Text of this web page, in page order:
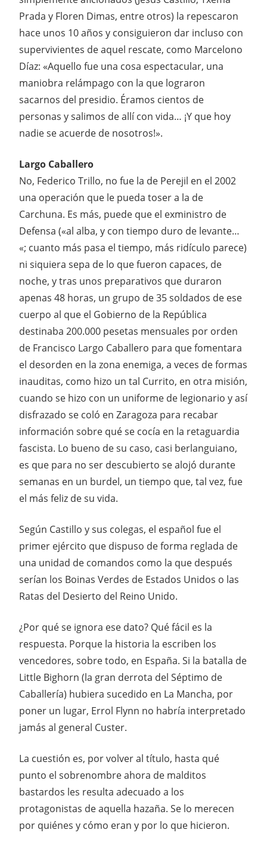
Prada y Floren Dimas, entre otros) la repescaron
hace unos 10 años y consiguieron dar incluso con
supervivientes de aquel rescate, como Marcelono
Díaz: «Aquello fue una cosa espectacular, una
maniobra relámpago con la que lograron
sacarnos del presidio. Éramos cientos de
personas y salimos de allí con vida… ¡Y que hoy
nadie se acuerde de nosotros!».
Largo Caballero
No, Federico Trillo, no fue la de Perejil en el 2002
una operación que le pueda toser a la de
Carchuna. Es más, puede que el exministro de
Defensa («al alba, y con tiempo duro de levante…
«; cuanto más pasa el tiempo, más ridículo parece)
ni siquiera sepa de lo que fueron capaces, de
noche, y tras unos preparativos que duraron
apenas 48 horas, un grupo de 35 soldados de ese
cuerpo al que el Gobierno de la República
destinaba 200.000 pesetas mensuales por orden
de Francisco Largo Caballero para que fomentara
el desorden en la zona enemiga, a veces de formas
inauditas, como hizo un tal Currito, en otra misión,
cuando se hizo con un uniforme de legionario y así
disfrazado se coló en Zaragoza para recabar
información sobre qué se cocía en la retaguardia
fascista. Lo bueno de su caso, casi berlanguiano,
es que para no ser descubierto se alojó durante
semanas en un burdel, un tiempo que, tal vez, fue
el más feliz de su vida.
Según Castillo y sus colegas, el español fue el
primer ejército que dispuso de forma reglada de
una unidad de comandos como la que después
serían los Boinas Verdes de Estados Unidos o las
Ratas del Desierto del Reino Unido.
¿Por qué se ignora ese dato? Qué fácil es la
respuesta. Porque la historia la escriben los
vencedores, sobre todo, en España. Si la batalla de
Little Bighorn (la gran derrota del Séptimo de
Caballería) hubiera sucedido en La Mancha, por
poner un lugar, Errol Flynn no habría interpretado
jamás al general Custer.
La cuestión es, por volver al título, hasta qué
punto el sobrenombre ahora de malditos
bastardos les resulta adecuado a los
protagonistas de aquella hazaña. Se lo merecen
por quiénes y cómo eran y por lo que hicieron.